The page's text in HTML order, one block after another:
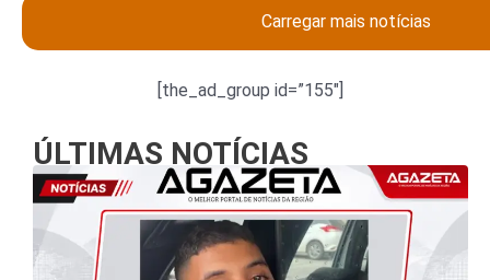
Carregar mais notícias
[the_ad_group id=”155″]
ÚLTIMAS NOTÍCIAS